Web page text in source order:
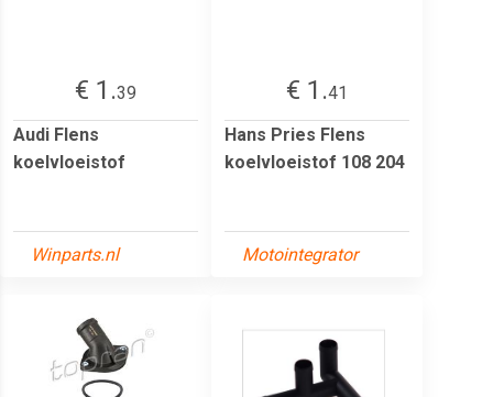
€ 1.39
Audi Flens
koelvloeistof
Winparts.nl
€ 1.41
Hans Pries Flens
koelvloeistof 108 204
Motointegrator